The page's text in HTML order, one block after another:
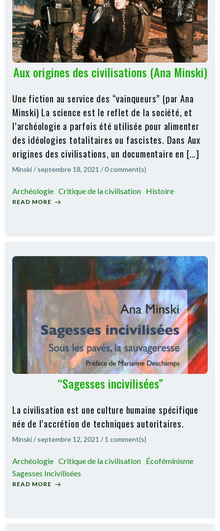
Aux origines des civilisations (Ana Minski)
Une fiction au service des “vainqueurs” (par Ana
Minski) La science est le reflet de la société, et
l’archéologie a parfois été utilisée pour alimenter
des idéologies totalitaires ou fascistes. Dans Aux
origines des civilisations, un documentaire en […]
Minski/ septembre 18, 2021 /0comment(s)
Archéologie Critique de la civilisation Histoire
READ MORE
“Sagesses incivilisées”
La civilisation est une culture humaine spécifique
née de l’accrétion de techniques autoritaires.
Minski/ septembre 12, 2021 / 1 comment(s)
Archéologie Critique de la civilisation Écoféminisme
Sagesses Incivilisées
READ MORE